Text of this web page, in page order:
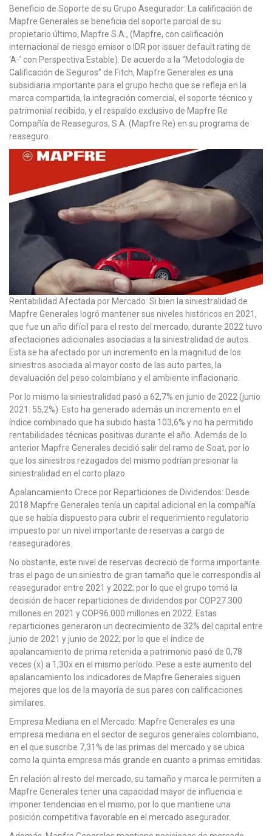
Beneficio de Soporte de su Grupo Asegurador: La calificación de
Mapfre Generales se beneficia del soporte parcial de su
propietario último, Mapfre S.A., (Mapfre, con calificación
internacional de riesgo emisor o IDR por issuer default rating de
‘A-’ con Perspectiva Estable). De acuerdo a la “Metodología de
Calificación de Seguros” de Fitch, Mapfre Generales es una
subsidiaria importante para el grupo hecho que se refleja en la
marca compartida, la integración comercial, el soporte técnico y
patrimonial recibido, y el respaldo exclusivo de Mapfre Re
Compañía de Reaseguros, S.A. (Mapfre Re) en su programa de
reaseguro.
Rentabilidad Afectada por Mercado: Si bien la siniestralidad de
Mapfre Generales logró mantener sus niveles históricos en 2021,
que fue un año difícil para el resto del mercado, durante 2022 tuvo
afectaciones adicionales asociadas a la siniestralidad de autos.
Esta se ha afectado por un incremento en la magnitud de los
siniestros asociada al mayor costo de las auto partes, la
devaluación del peso colombiano y el ambiente inflacionario.
Por lo mismo la siniestralidad pasó a 62,7% en junio de 2022 (junio
2021: 55,2%). Esto ha generado además un incremento en el
índice combinado que ha subido hasta 103,6% y no ha permitido
rentabilidades técnicas positivas durante el año. Además de lo
anterior Mapfre Generales decidió salir del ramo de Soat, por lo
que los siniestros rezagados del mismo podrían presionar la
siniestralidad en el corto plazo.
Apalancamiento Crece por Reparticiones de Dividendos: Desde
2018 Mapfre Generales tenía un capital adicional en la compañía
que se había dispuesto para cubrir el requerimiento regulatorio
impuesto por un nivel importante de reservas a cargo de
reaseguradores.
No obstante, este nivel de reservas decreció de forma importante
tras el pago de un siniestro de gran tamaño que le correspondía al
reasegurador entre 2021 y 2022; por lo que el grupo tomó la
decisión de hacer reparticiones de dividendos por COP27.300
millones en 2021 y COP96.000 millones en 2022. Estas
reparticiones generaron un decrecimiento de 32% del capital entre
junio de 2021 y junio de 2022; por lo que el índice de
apalancamiento de prima retenida a patrimonio pasó de 0,78
veces (x) a 1,30x en el mismo período. Pese a este aumento del
apalancamiento los indicadores de Mapfre Generales siguen
mejores que los de la mayoría de sus pares con calificaciones
similares.
Empresa Mediana en el Mercado: Mapfre Generales es una
empresa mediana en el sector de seguros generales colombiano,
en el que suscribe 7,31% de las primas del mercado y se ubica
como la quinta empresa más grande en cuanto a primas emitidas.
En relación al resto del mercado, su tamaño y marca le permiten a
Mapfre Generales tener una capacidad mayor de influencia e
imponer tendencias en el mismo, por lo que mantiene una
posición competitiva favorable en el mercado asegurador.